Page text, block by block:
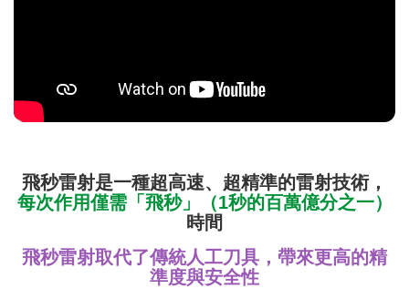
飛秒雷射是一種超高速、超精準的雷射技術，
每次作用僅需「飛秒」（1秒的百萬億分之一）
時間
飛秒雷射取代了傳統人工刀具，帶來更高的精
準度與安全性